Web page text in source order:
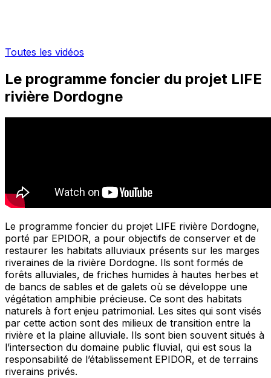
Toutes les vidéos
Le programme foncier du projet LIFE
rivière Dordogne
Le programme foncier du projet LIFE rivière Dordogne,
porté par EPIDOR, a pour objectifs de conserver et de
restaurer les habitats alluviaux présents sur les marges
riveraines de la rivière Dordogne. Ils sont formés de
forêts alluviales, de friches humides à hautes herbes et
de bancs de sables et de galets où se développe une
végétation amphibie précieuse. Ce sont des habitats
naturels à fort enjeu patrimonial. Les sites qui sont visés
par cette action sont des milieux de transition entre la
rivière et la plaine alluviale. Ils sont bien souvent situés à
l’intersection du domaine public fluvial, qui est sous la
responsabilité de l’établissement EPIDOR, et de terrains
riverains privés.